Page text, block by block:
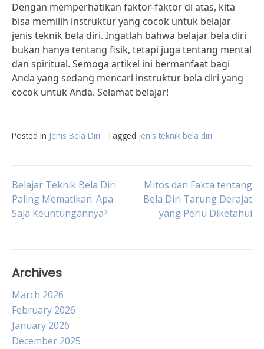
Dengan memperhatikan faktor-faktor di atas, kita
bisa memilih instruktur yang cocok untuk belajar
jenis teknik bela diri. Ingatlah bahwa belajar bela diri
bukan hanya tentang fisik, tetapi juga tentang mental
dan spiritual. Semoga artikel ini bermanfaat bagi
Anda yang sedang mencari instruktur bela diri yang
cocok untuk Anda. Selamat belajar!
Posted in Jenis Bela Diri Tagged jenis teknik bela diri
Post
navigation
Belajar Teknik Bela Diri
Paling Mematikan: Apa
Saja Keuntungannya?
Mitos dan Fakta tentang
Bela Diri Tarung Derajat
yang Perlu Diketahui
Archives
March 2026
February 2026
January 2026
December 2025